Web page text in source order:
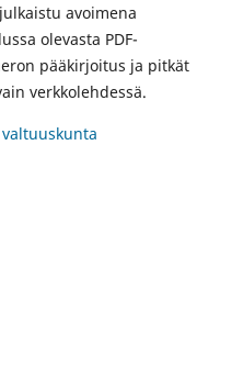
avoimena
olevasta PDF-
pääkirjoitus ja pitkät
verkkolehdessä.